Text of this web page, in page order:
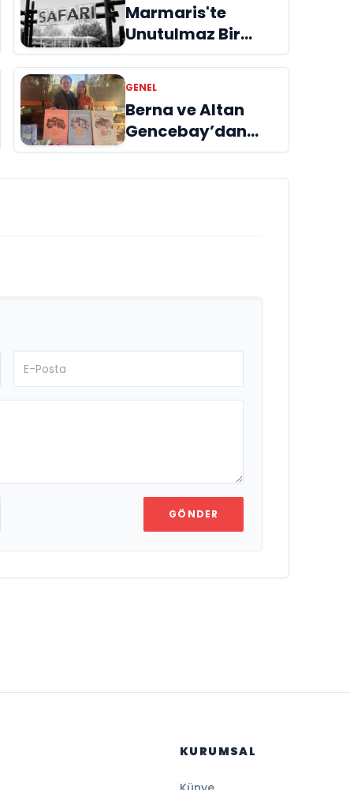
Marmaris'te
Unutulmaz Bir
Deneyim: At Safari
GENEL
Berna ve Altan
Gencebay’dan
yeni marka:
Luminus
GÖNDER
KURUMSAL